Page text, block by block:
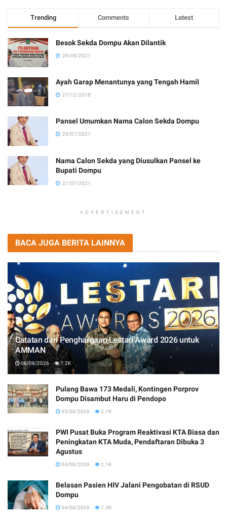
Trending Comments Latest
Besok Sekda Dompu Akan Dilantik
29/08/2021
Ayah Garap Menantunya yang Tengah Hamil
27/12/2018
Pansel Umumkan Nama Calon Sekda Dompu
29/07/2021
Nama Calon Sekda yang Diusulkan Pansel ke
Bupati Dompu
27/07/2021
ADVERTISEMENT
BACA JUGA BERITA LAINNYA
Catatan dari Penghargaan Lestari Award 2026 untuk
AMMAN
06/08/2026 7.2K
Pulang Bawa 173 Medali, Kontingen Porprov
Dompu Disambut Haru di Pendopo
05/08/2026 2.1K
PWI Pusat Buka Program Reaktivasi KTA Biasa dan
Peningkatan KTA Muda, Pendaftaran Dibuka 3
Agustus
04/08/2026 2.1K
Belasan Pasien HIV Jalani Pengobatan di RSUD
Dompu
04/08/2026 7.3K